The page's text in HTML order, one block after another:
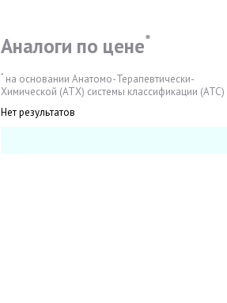
Аналоги по цене*
*на основании Анатомо-Терапевтически-
Химической (АТХ) системы классификации (АТС)
Нет результатов